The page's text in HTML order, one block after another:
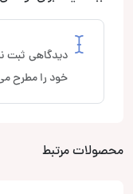
دیدگاهی ثبت
خود را مطرح
محصولات مرتبط